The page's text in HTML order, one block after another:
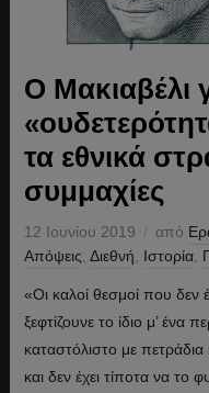
O Μακιαβέλι
τα εθνικά
συμμαχίες
12 Ιουνίου 2019 από
Απόψεις Διεθνή Ιστορία,
«Οι καλοί θεσμοί που δεν
ξεφτίζουνε το ίδιο μ’ ένα
καταστόλιστο με
και δεν έχει τίποτα να το